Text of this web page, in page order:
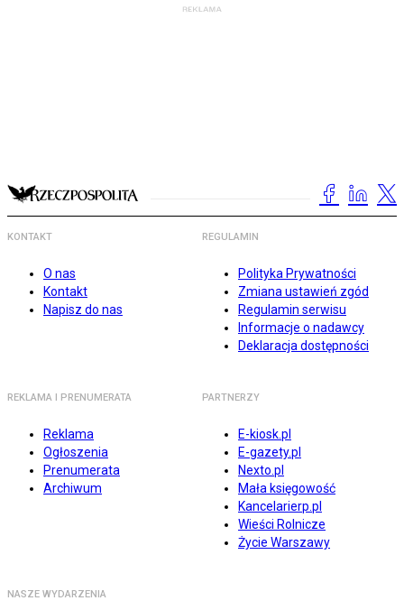
KONTAKT
O nas
Kontakt
Napisz do nas
REGULAMIN
Polityka Prywatności
Zmiana ustawień zgód
Regulamin serwisu
Informacje o nadawcy
Deklaracja dostępności
REKLAMA I PRENUMERATA
Reklama
Ogłoszenia
Prenumerata
Archiwum
PARTNERZY
E-kiosk.pl
E-gazety.pl
Nexto.pl
Mała księgowość
Kancelarierp.pl
Wieści Rolnicze
Życie Warszawy
NASZE WYDARZENIA